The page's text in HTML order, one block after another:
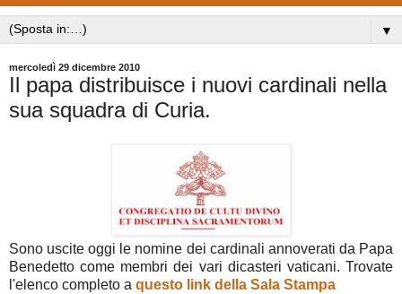
▼
mercoledì 29 dicembre 2010
Il papa distribuisce i nuovi cardinali nella
sua squadra di Curia.
Sono uscite oggi le nomine dei cardinali annoverati da Papa
Benedetto come membri dei vari dicasteri vaticani. Trovate
l'elenco completo a questo link della Sala Stampa